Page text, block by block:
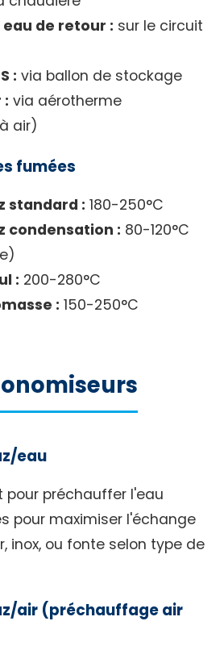
de retour : sur le circuit
: via ballon de stockage
: via aérotherme
air)
fumées
standard : 180-250°C
condensation : 80-120°C
: 200-280°C
: 150-250°C
eau
pour préchauffer l'eau
pour maximiser l'échange
inox, ou fonte selon type de
air (préchauffage air